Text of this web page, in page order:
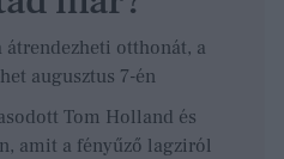
átrendezheti otthonát, a
augusztus 7-én
Tom Holland és
amit a fényűző lagziról